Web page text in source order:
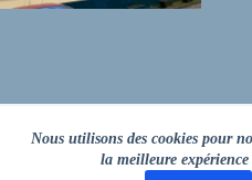
Nous utilisons des cookies pour
la meilleure